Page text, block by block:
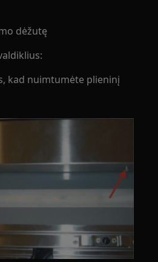
dėžutę
kad nuimtumėte plieninį